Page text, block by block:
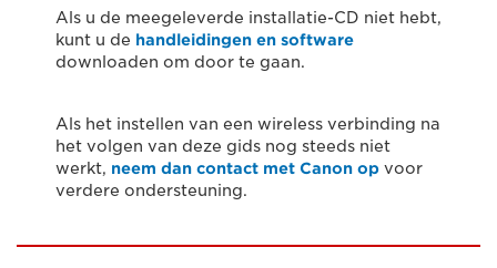
Als u de meegeleverde installatie-CD niet hebt,
kunt u de handleidingen en software
downloaden om door te gaan.
Als het instellen van een wireless verbinding na
het volgen van deze gids nog steeds niet
werkt, neem dan contact met Canon op voor
verdere ondersteuning.